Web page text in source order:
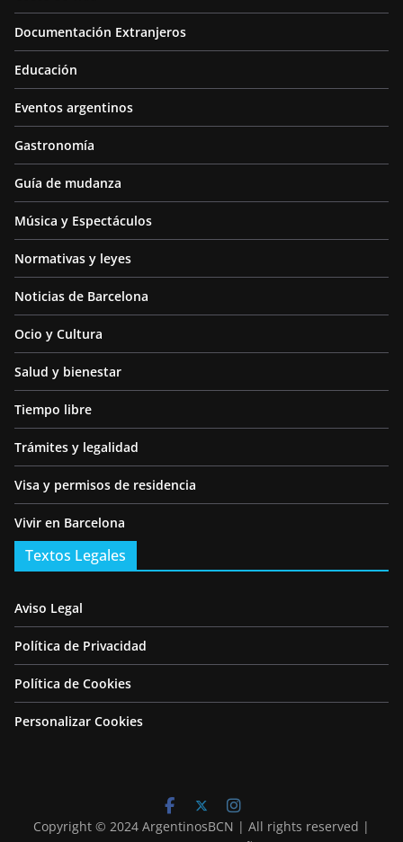
Documentación Extranjeros
Educación
Eventos argentinos
Gastronomía
Guía de mudanza
Música y Espectáculos
Normativas y leyes
Noticias de Barcelona
Ocio y Cultura
Salud y bienestar
Tiempo libre
Trámites y legalidad
Visa y permisos de residencia
Vivir en Barcelona
Textos Legales
Aviso Legal
Política de Privacidad
Política de Cookies
Personalizar Cookies